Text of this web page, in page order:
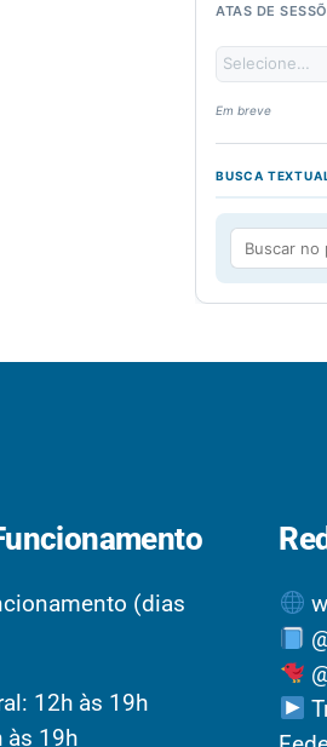
ATAS DE
Em breve
BUSCA
(dias
12h às 19h
às 19h